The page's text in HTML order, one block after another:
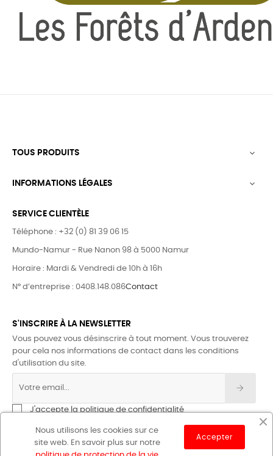
TOUS PRODUITS 
INFORMATIONS LÉGALES 
SERVICE CLIENTÈLE
Téléphone : +32 (0) 81 39 06 15
Mundo-Namur - Rue Nanon 98 à 5000 Namur
Horaire : Mardi & Vendredi de 10h à 16h
N° d’entreprise : 0408.148.086Contact
S'INSCRIRE À LA NEWSLETTER
Vous pouvez vous désinscrire à tout moment. Vous trouverez
pour cela nos informations de contact dans les conditions
d'utilisation du site.
J'accepte la politique de confidentialité
Nous utilisons les cookies sur ce
site web. En savoir plus sur notre
Accepter